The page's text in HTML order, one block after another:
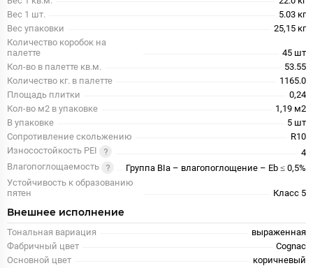
Вес 1 шт.
5.03 кг
Вес упаковки
25,15 кг
Количество коробок на
палетте
45 шт
Кол-во в палетте кв.м.
53.55
Количество кг. в палетте
1165.0
Площадь плитки
0,24
Кол-во м2 в упаковке
1,19 м2
В упаковке
5 шт
Сопротивление скольжению
R10
Износостойкость PEI
4
Влагопоглощаемость
Группа BIa – влагопоглощение – Eb ≤ 0,5%
Устойчивость к образованию
пятен
Класс 5
Внешнее исполнение
Тональная вариация
выраженная
Фабричный цвет
Cognac
Основной цвет
коричневый